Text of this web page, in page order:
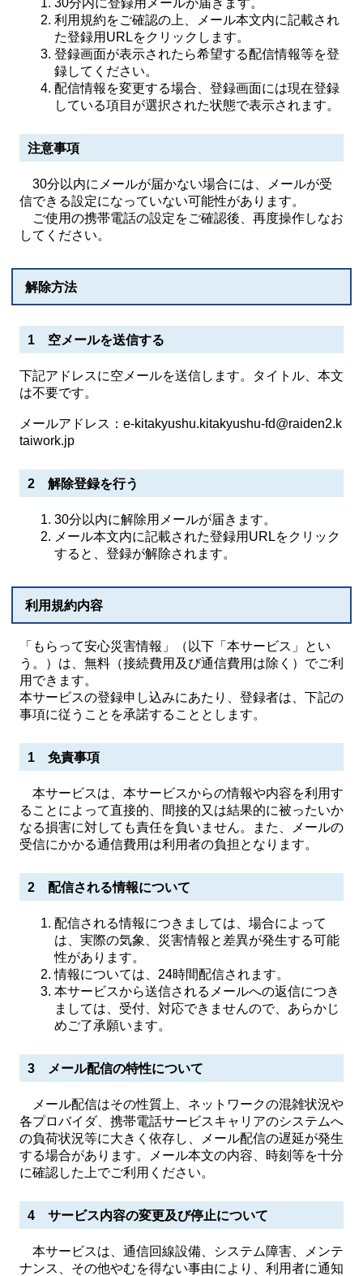
30分内に登録用メールが届きます。
利用規約をご確認の上、メール本文内に記載され
た登録用URLをクリックします。
登録画面が表示されたら希望する配信情報等を登
録してください。
配信情報を変更する場合、登録画面には現在登録
している項目が選択された状態で表示されます。
注意事項
30分以内にメールが届かない場合には、メールが受
信できる設定になっていない可能性があります。
ご使用の携帯電話の設定をご確認後、再度操作しなお
してください。
解除方法
1 空メールを送信する
下記アドレスに空メールを送信します。タイトル、本文
は不要です。
メールアドレス：e-kitakyushu.kitakyushu-fd@raiden2.k
taiwork.jp
2 解除登録を行う
30分以内に解除用メールが届きます。
メール本文内に記載された登録用URLをクリック
すると、登録が解除されます。
利用規約内容
「もらって安心災害情報」（以下「本サービス」とい
う。）は、無料（接続費用及び通信費用は除く）でご利
用できます。
本サービスの登録申し込みにあたり、登録者は、下記の
事項に従うことを承諾することとします。
1 免責事項
本サービスは、本サービスからの情報や内容を利用す
ることによって直接的、間接的又は結果的に被ったいか
なる損害に対しても責任を負いません。また、メールの
受信にかかる通信費用は利用者の負担となります。
2 配信される情報について
配信される情報につきましては、場合によって
は、実際の気象、災害情報と差異が発生する可能
性があります。
情報については、24時間配信されます。
本サービスから送信されるメールへの返信につき
ましては、受付、対応できませんので、あらかじ
めご了承願います。
3 メール配信の特性について
メール配信はその性質上、ネットワークの混雑状況や
各プロバイダ、携帯電話サービスキャリアのシステムへ
の負荷状況等に大きく依存し、メール配信の遅延が発生
する場合があります。メール本文の内容、時刻等を十分
に確認した上でご利用ください。
4 サービス内容の変更及び停止について
本サービスは、通信回線設備、システム障害、メンテ
ナンス、その他やむを得ない事由により、利用者に通知